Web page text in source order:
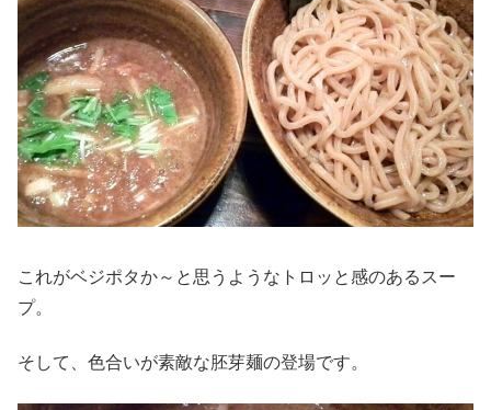
これがベジポタか～と思うようなトロッと感のあるスー
プ。
そして、色合いが素敵な胚芽麺の登場です。